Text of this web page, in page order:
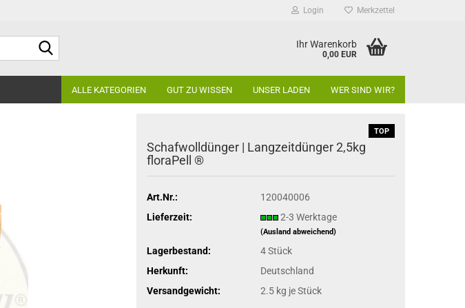
Login Merkzettel
Ihr Warenkorb
0,00 EUR
ALLE KATEGORIEN GUT ZU WISSEN UNSER LADEN WER SIND WIR?
TOP
Schafwolldünger | Langzeitdünger 2,5kg
floraPell ®
Art.Nr.:
120040006
Lieferzeit:
2-3 Werktage
(Ausland abweichend)
Lagerbestand: 4Stück
Herkunft:
Deutschland
Versandgewicht:
2.5 kg je Stück